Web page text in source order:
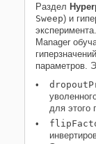
Раздел
Sweep) и
Manager
параметров.
для этого